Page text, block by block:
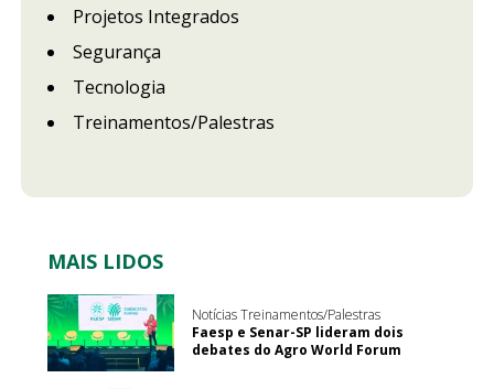
Projetos Integrados
Segurança
Tecnologia
Treinamentos/Palestras
MAIS LIDOS
Notícias Treinamentos/Palestras
Faesp e Senar-SP lideram dois
debates do Agro World Forum